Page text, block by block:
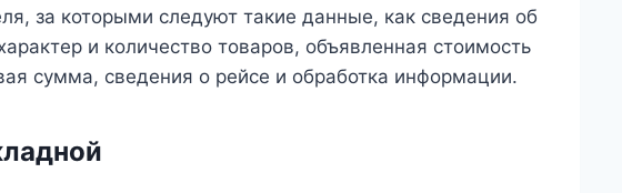
за которыми следуют такие данные, как сведения об
и количество товаров, объявленная стоимость
сумма, сведения о рейсе и обработка информации.